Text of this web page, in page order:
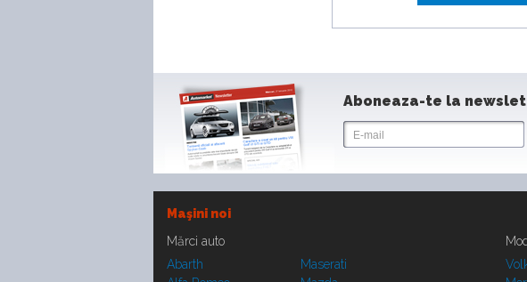
Aboneaza-te la
Maşini noi
Mărci auto
Abarth
Maserati